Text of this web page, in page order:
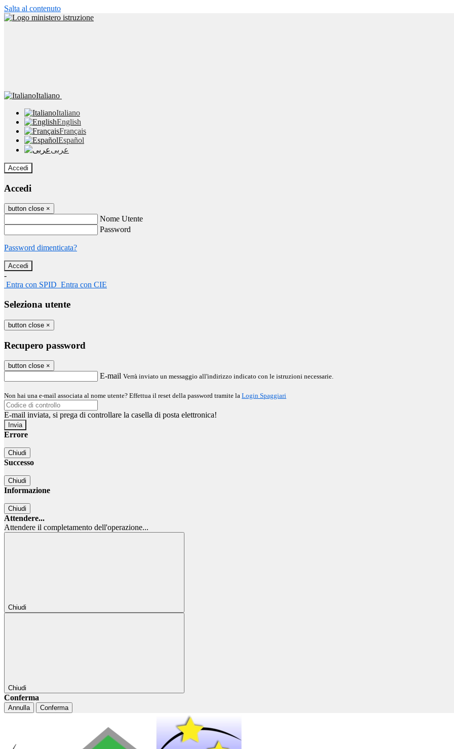
Salta al contenuto
Italiano
Italiano
English
Français
Español
عربى
Accedi
Accedi
button close ×
Nome Utente
Password
Password dimenticata?
-
Entra con SPID Entra con CIE
Seleziona utente
button close ×
Recupero password
button close ×
E-mail Verrà inviato un messaggio all'indirizzo indicato con le istruzioni necessarie.
Non hai una e-mail associata al nome utente? Effettua il reset della password tramite la Login Spaggiari
E-mail inviata, si prega di controllare la casella di posta elettronica!
Errore
Chiudi
Successo
Chiudi
Informazione
Chiudi
Attendere...
Attendere il completamento dell'operazione...
Chiudi
Chiudi
Conferma
Annulla Conferma